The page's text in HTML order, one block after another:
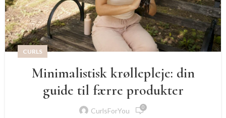
CURLS
Minimalistisk krøllepleje: din
guide til færre produkter
CurlsForYou 0